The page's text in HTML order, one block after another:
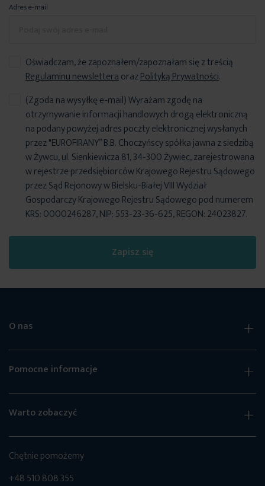
Adres e-mail
Oświadczam, że zapoznałem/zapoznałam się z treścią
Regulaminu newsletteraorazPolityką Prywatności.
Zapisz się
(Zgoda na wysyłkę e-mail) Wyrażam zgodę na
otrzymywanie informacji handlowych drogą elektroniczną
na podany powyżej adres poczty elektronicznej wysłanych
przez "EUROFIRANY” B.B. Choczyńscy spółka jawna z siedzibą
w Żywcu, ul. Sienkiewicza 81, 34-300 Żywiec, zarejestrowana
w rejestrze przedsiębiorców Krajowego Rejestru Sądowego
przez Sąd Rejonowy w Bielsku-Białej VIII Wydział
Gospodarczy Krajowego Rejestru Sądowego pod numerem
KRS: 0000246287, NIP: 553-23-36-625, REGON: 24023827.
O nas
Pomocne informacje
Warto zobaczyć
Chętnie pomożemy
+48 510 808 355